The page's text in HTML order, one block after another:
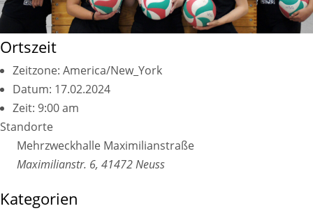
Ortszeit
Zeitzone: America/New_York
Datum: 17.02.2024
Zeit: 9:00 am
Standorte
Mehrzweckhalle Maximilianstraße
Maximilianstr. 6, 41472 Neuss
Kategorien